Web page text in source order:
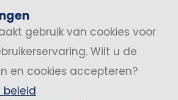
gebruik van cookies voor
Wilt u de
en cookies accepteren?
beleid